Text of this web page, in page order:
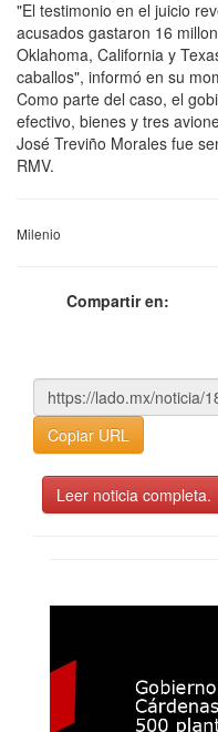
"El testimonio en el juicio
acusados gastaron 16
Oklahoma, California y
caballos", informó en su
Como parte del caso, el
efectivo, bienes y tres
José Treviño Morales fue
RMV.
Milenio
Compartir en:
Copiar URL
Leer noticia completa.